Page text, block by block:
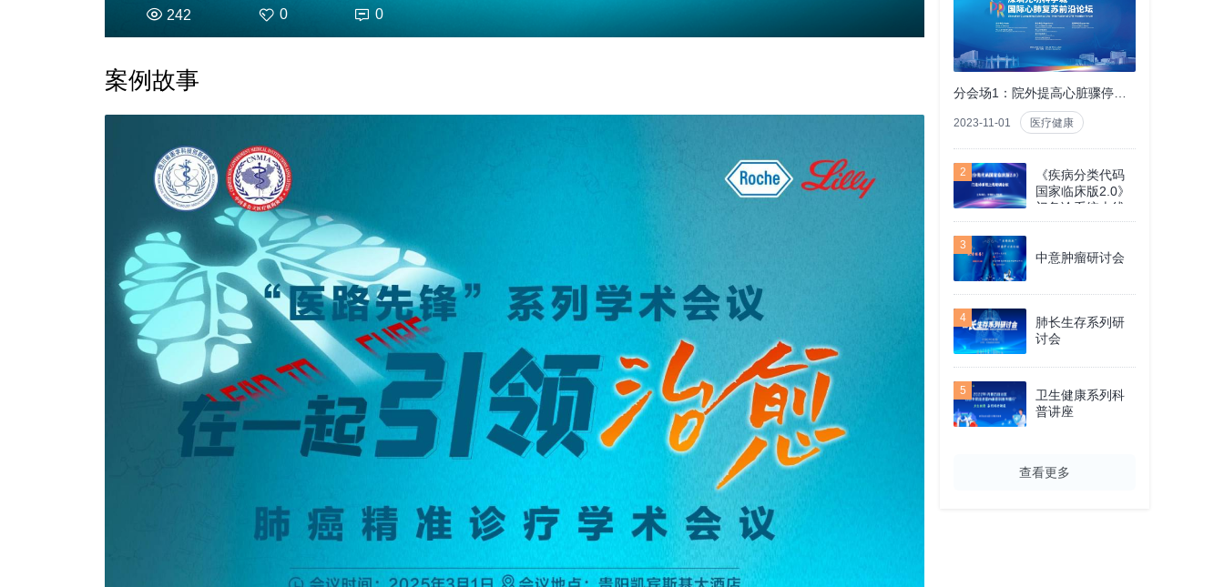
242 0 0
案例故事
2023-11-01 医疗健康
2
《疾病分类代码
国家临床版2.0》
门急诊系统上线
培训会议
3
中意肿瘤研讨会
4
肺长生存系列研
讨会
5
卫生健康系列科
普讲座
查看更多